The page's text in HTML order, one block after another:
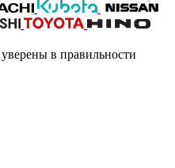
в правильности